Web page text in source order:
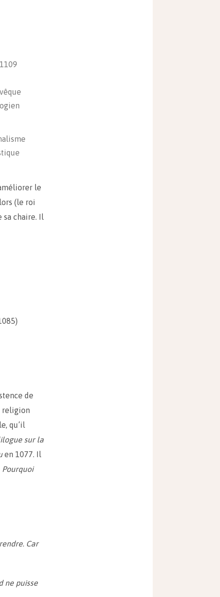
le
(le roi
sa chaire. Il
de
religion
qu’il
sur la
en 1077. Il
Pourquoi
Car
ne puisse